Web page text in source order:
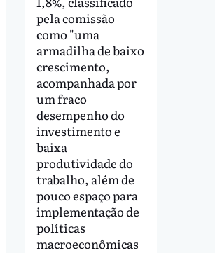
pela comissão
como "uma
armadilha de baixo
crescimento,
acompanhada por
um fraco
desempenho do
investimento e
baixa
produtividade do
trabalho, além de
pouco espaço para
implementação de
políticas
macroeconômicas